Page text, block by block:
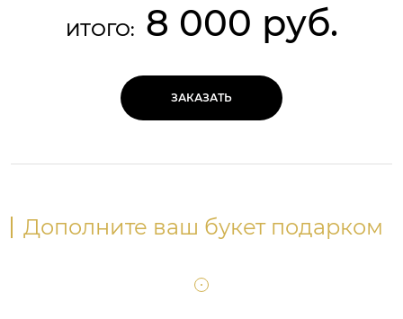
ИТОГО: 8 000 руб.
ЗАКАЗАТЬ
Дополните ваш букет подарком